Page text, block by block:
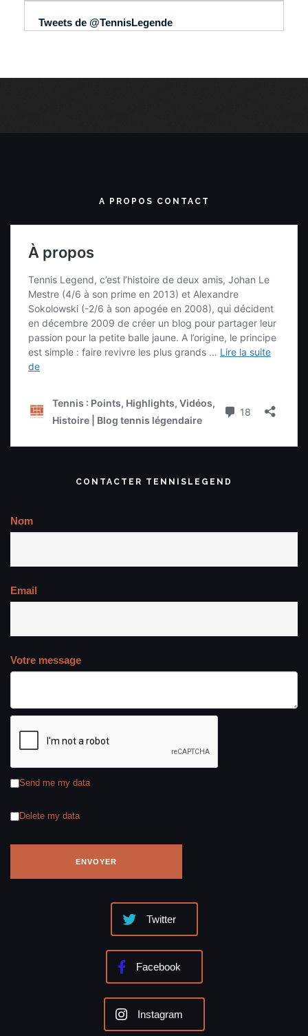
Tweets de @TennisLegende
A PROPOS CONTACT
CONTACTER TENNISLEGEND
Nom
Email
Votre message
Send me my data
Delete my data
Twitter
Facebook
Instagram